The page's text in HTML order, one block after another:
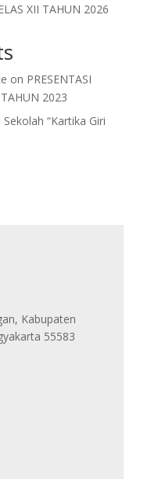
XII TAHUN 2026
on PRESENTASI
2023
“Kartika Giri
Kabupaten
55583